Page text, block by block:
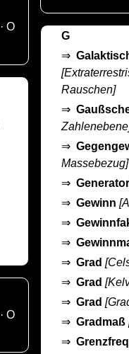
·O
·O
G
⇒
Rauschen]
⇒
⇒
Massebezug]
⇒
⇒ Gewinn
⇒
⇒
⇒ Grad
⇒ Grad
⇒ Grad
⇒ Gradmaß
⇒